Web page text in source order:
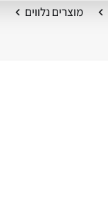
מוצרים נלווים